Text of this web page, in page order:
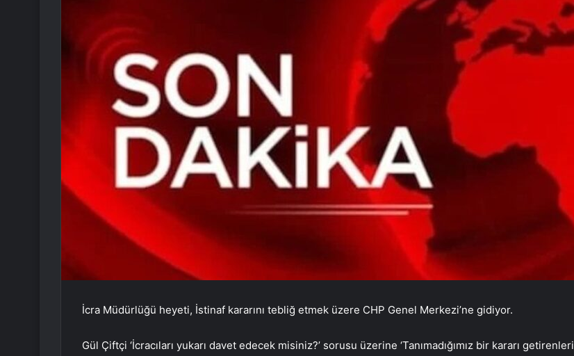
İcra Müdürlüğü heyeti, İstinaf kararını tebliğ etmek üzere CHP Genel Merkezi’ne gidiyor.
Gül Çiftçi ‘İcracıları yukarı davet edecek misiniz?’ sorusu üzerine ‘Tanımadığımız bir kararı getirenleri